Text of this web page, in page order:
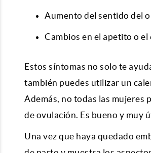
Aumento del sentido del
Cambios en el apetito o el
Estos síntomas no solo te
también puedes utilizar un
Además, no todas las mujeres
de ovulación. Es bueno y muy
Una vez que haya quedado